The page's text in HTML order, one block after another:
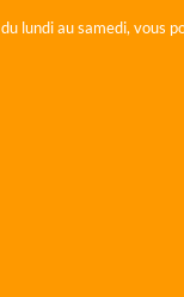
lundi au samedi, vous